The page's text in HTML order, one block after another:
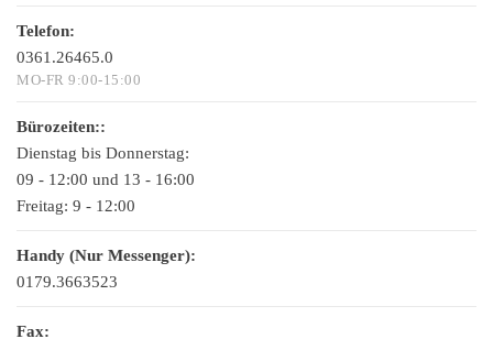
Telefon:
0361.26465.0
MO-FR 9:00-15:00
Bürozeiten::
Dienstag bis Donnerstag:
09 - 12:00 und 13 - 16:00
Freitag: 9 - 12:00
Handy (Nur Messenger):
0179.3663523
Fax: